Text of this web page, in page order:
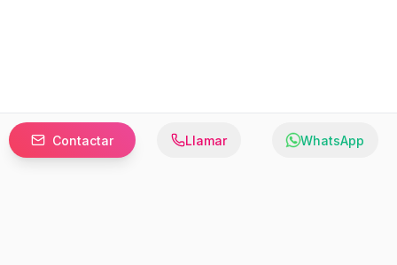
Contactar Llamar WhatsApp